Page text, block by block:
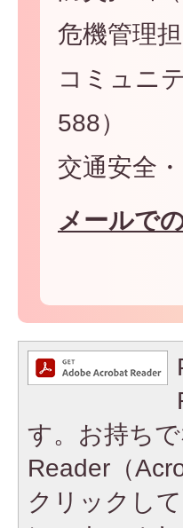
危機管理
コミュニ
588）
交通安全
メールで
す。お持ち
Reader（
クリックし